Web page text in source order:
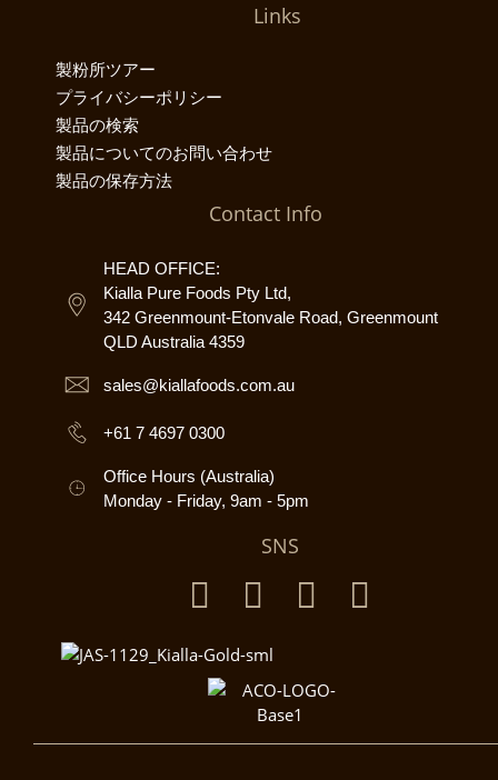
Links
製粉所ツアー
プライバシーポリシー
製品の検索
製品についてのお問い合わせ
製品の保存方法
Contact Info
HEAD OFFICE:
Kialla Pure Foods Pty Ltd,
342 Greenmount-Etonvale Road, Greenmount
QLD Australia 4359
sales@kiallafoods.com.au
+61 7 4697 0300
Office Hours (Australia)
Monday - Friday, 9am - 5pm
SNS